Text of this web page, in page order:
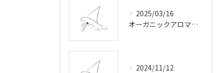
2025/03/16
オーガニックアロマで心と体を癒す
2024/11/12